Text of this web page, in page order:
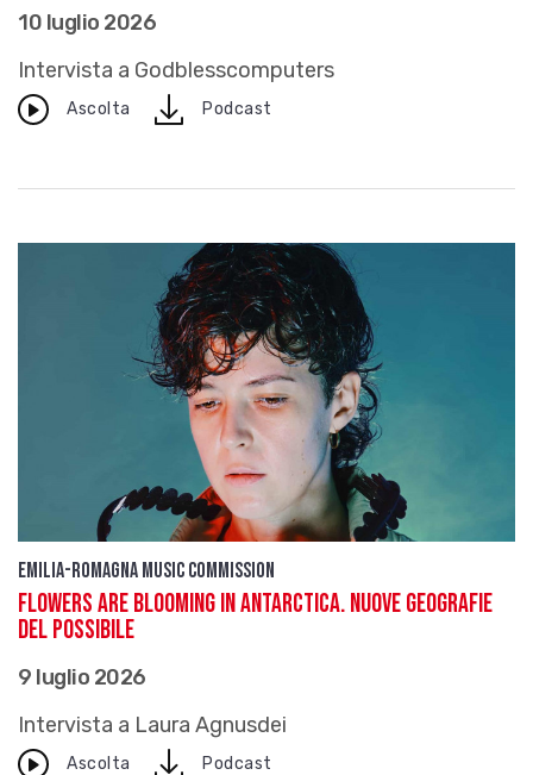
10 luglio 2026
Intervista a Godblesscomputers
Ascolta downloadPodcast
Emilia-Romagna Music Commission
Flowers Are Blooming In Antarctica. Nuove geografie
del possibile
9 luglio 2026
Intervista a Laura Agnusdei
Ascolta downloadPodcast